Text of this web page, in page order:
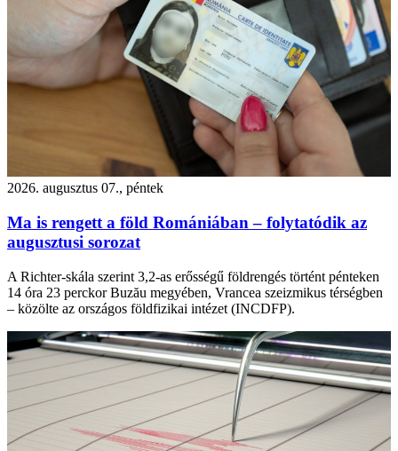
2026. augusztus 07., péntek
Ma is rengett a föld Romániában – folytatódik az
augusztusi sorozat
A Richter-skála szerint 3,2-as erősségű földrengés történt pénteken
14 óra 23 perckor Buzău megyében, Vrancea szeizmikus térségben
– közölte az országos földfizikai intézet (INCDFP).